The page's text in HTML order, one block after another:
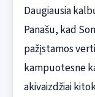
Daugiausia
Panašu, kad
pažįstamos
kampuotesne
akivaizdžiai